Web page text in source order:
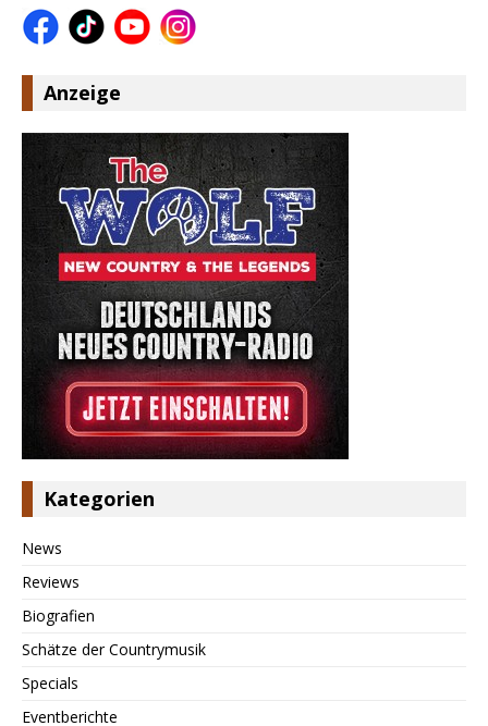
Anzeige
Kategorien
News
Reviews
Biografien
Schätze der Countrymusik
Specials
Eventberichte